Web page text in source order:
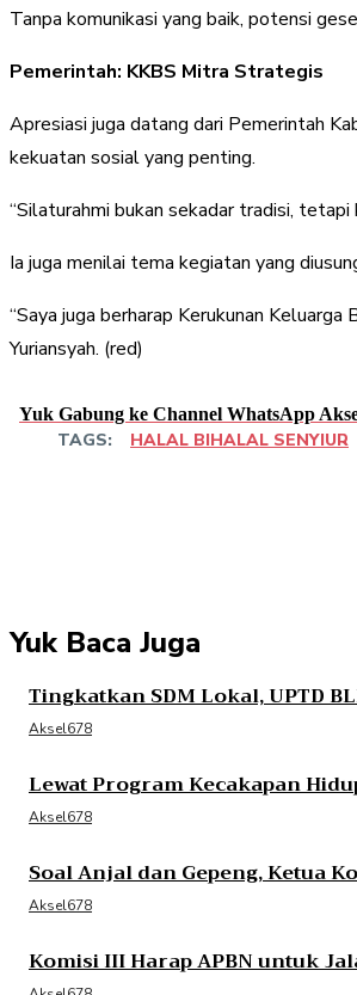
Tanpa komunikasi yang baik, potensi
Pemerintah: KKBS Mitra Strategis
Apresiasi juga datang dari Pemerintah
kekuatan sosial yang penting.
“Silaturahmi bukan sekadar tradisi,
Ia juga menilai tema kegiatan yang
“Saya juga berharap Kerukunan
Yuriansyah. (red)
Yuk Gabung ke Channel WhatsApp
TAGS: HALAL BIHALAL SENYIUR
Yuk Baca Juga
Tingkatkan SDM Lokal, UPTD
Aksel678
Lewat Program Kecakapan
Aksel678
Soal Anjal dan Gepeng, Ketua
Aksel678
Komisi III Harap APBN untuk